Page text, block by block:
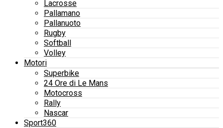
Lacrosse
Pallamano
Pallanuoto
Rugby
Softball
Volley
Motori
Superbike
24 Ore di Le Mans
Motocross
Rally
Nascar
Sport360